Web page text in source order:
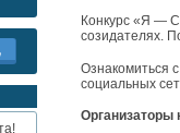
Конкурс «Я —
созидателях.
Ознакомиться
социальных
Организаторы